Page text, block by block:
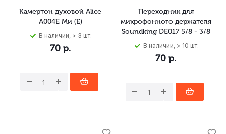
Камертон духовой Alice
A004E Ми (E)
В наличии, > 3 шт.
70 р.
Переходник для
микрофонного держателя
Soundking DE017 5/8 - 3/8
В наличии, > 10 шт.
70 р.